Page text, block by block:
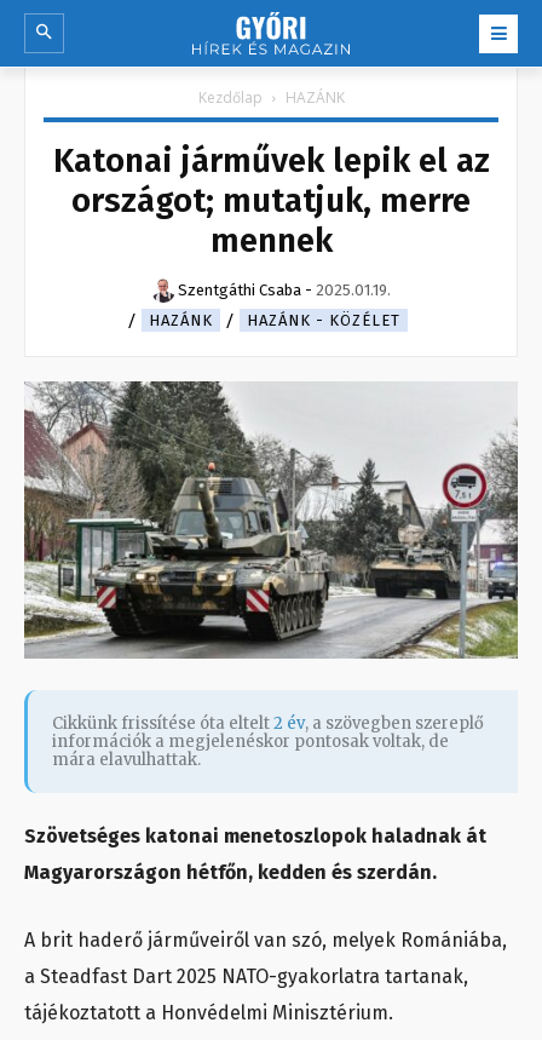
Kezdőlap HAZÁNK
Katonai járművek lepik el az
országot; mutatjuk, merre
mennek
Szentgáthi Csaba - 2025.01.19.
HAZÁNK
HAZÁNK - KÖZÉLET
Cikkünk frissítése óta eltelt2 év, a szövegben szereplő
információk a megjelenéskor pontosak voltak, de
mára elavulhattak.
Szövetséges katonai menetoszlopok haladnak át
Magyarországon hétfőn, kedden és szerdán.
A brit haderő járműveiről van szó, melyek Romániába,
a Steadfast Dart 2025 NATO-gyakorlatra tartanak,
tájékoztatott a Honvédelmi Minisztérium.